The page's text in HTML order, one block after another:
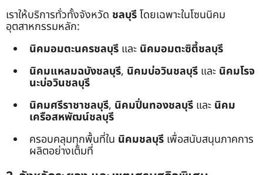
เราให้บริการทั่วทั้งจังหวัด ชลบุรีโดยเฉพาะในโซนนิคม
อุตสาหกรรมหลัก:
นิคมอมตะนครชลบุรี และ นิคมอมตะซิตี้ชลบุรี
นิคมแหลมฉบังชลบุรี, นิคมบ่อวินชลบุรี และ นิคมโรจ
นะบ่อวินชลบุรี
นิคมศรีราชาชลบุรี, นิคมปิ่นทองชลบุรี และ นิคม
เครือสหพัฒน์ชลบุรี
ครอบคลุมทุกพื้นที่ใน นิคมชลบุรี เพื่อสนับสนุนภาคการ
ผลิตอย่างเต็มที่